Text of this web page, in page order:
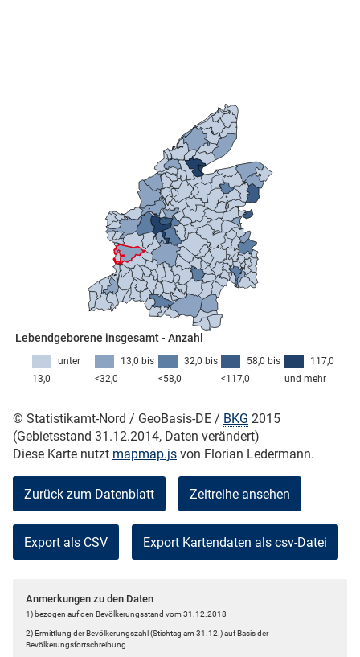
Lebendgeborene insgesamt - Anzahl
117,0
und mehr
58,0 bis
<117,0
32,0 bis
<58,0
13,0 bis
<32,0
unter
13,0
© Statistikamt-Nord / GeoBasis-DE / BKG 2015
(Gebietsstand 31.12.2014, Daten verändert)
Diese Karte nutzt mapmap.js von Florian Ledermann.
Zurück zum Datenblatt Zeitreihe ansehen
Export als CSV
Anmerkungen zu den Daten
1) bezogen auf den Bevölkerungsstand vom 31.12.2018
2) Ermittlung der Bevölkerungszahl (Stichtag am 31.12.) auf Basis der
Bevölkerungsfortschreibung